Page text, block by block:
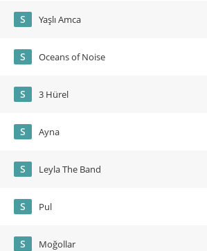
S Yaşlı Amca
S Oceans of Noise
S 3 Hürel
S Ayna
S Leyla The Band
S Pul
S Moğollar